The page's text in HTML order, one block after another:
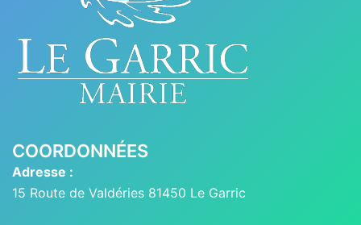
COORDONNÉES
Adresse :
15 Route de Valdéries 81450 Le Garric